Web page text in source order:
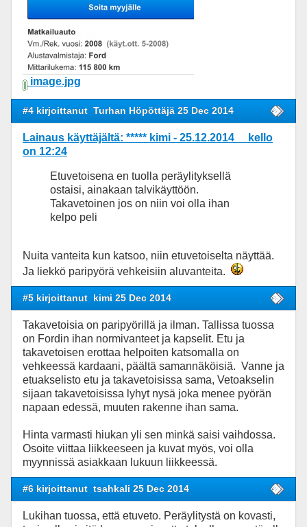
image.jpg
#4 kirjoittanut Turhan Höpöttäjä 25 Dec 2014
Lainaus käyttäjältä: ***** kimi - 25.12.2014 kello
on 12:24
Etuvetoisena en tuolla peräylityksellä
ostaisi, ainakaan talvikäyttöön.
Takavetoinen jos on niin voi olla ihan
kelpo peli
Nuita vanteita kun katsoo, niin etuvetoiselta näyttää.
Ja liekkö paripyörä vehkeisiin aluvanteita.
#5 kirjoittanut kimi 25 Dec 2014
Takavetoisia on paripyörillä ja ilman. Tallissa tuossa
on Fordin ihan normivanteet ja kapselit. Etu ja
takavetoisen erottaa helpoiten katsomalla on
vehkeessä kardaani, päältä samannäköisiä. Vanne ja
etuakselisto etu ja takavetoisissa sama, Vetoakselin
sijaan takavetoisissa lyhyt nysä joka menee pyörän
napaan edessä, muuten rakenne ihan sama.
Hinta varmasti hiukan yli sen minkä saisi vaihdossa.
Osoite viittaa liikkeeseen ja kuvat myös, voi olla
myynnissä asiakkaan lukuun liikkeessä.
#6 kirjoittanut tsahkali 25 Dec 2014
Lukihan tuossa, että etuveto. Peräylitystä on kovasti,